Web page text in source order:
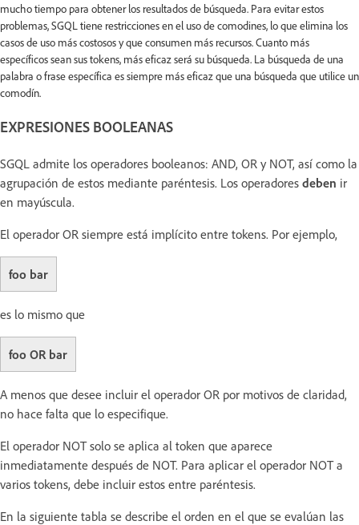
mucho tiempo para obtener los resultados de búsqueda. Para evitar estos
problemas, SGQL tiene restricciones en el uso de comodines, lo que elimina los
casos de uso más costosos y que consumen más recursos. Cuanto más
específicos sean sus tokens, más eficaz será su búsqueda. La búsqueda de una
palabra o frase específica es siempre más eficaz que una búsqueda que utilice un
comodín.
EXPRESIONES BOOLEANAS
SGQL admite los operadores booleanos: AND, OR y NOT, así como la
agrupación de estos mediante paréntesis. Los operadores deben ir
en mayúscula.
El operador OR siempre está implícito entre tokens. Por ejemplo,
foo bar
es lo mismo que
foo OR bar
A menos que desee incluir el operador OR por motivos de claridad,
no hace falta que lo especifique.
El operador NOT solo se aplica al token que aparece
inmediatamente después de NOT. Para aplicar el operador NOT a
varios tokens, debe incluir estos entre paréntesis.
En la siguiente tabla se describe el orden en el que se evalúan las